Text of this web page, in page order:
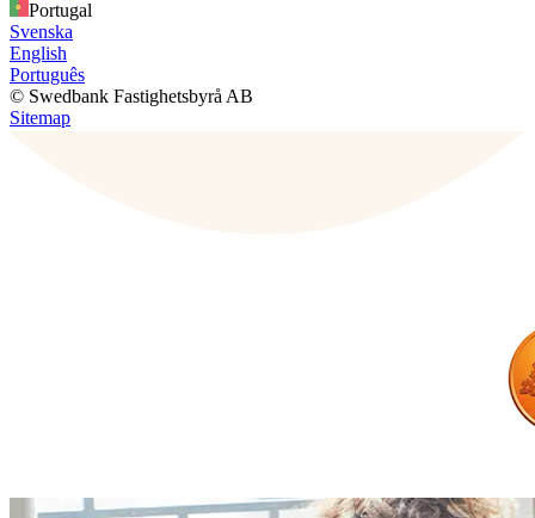
Portugal
Svenska
English
Português
© Swedbank Fastighetsbyrå AB
Sitemap